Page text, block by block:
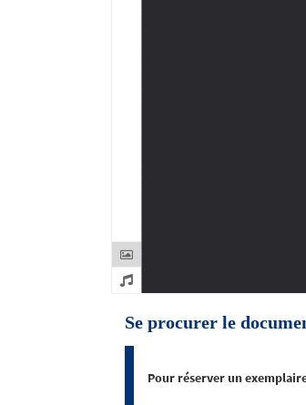
Se procurer le
Pour réserver un